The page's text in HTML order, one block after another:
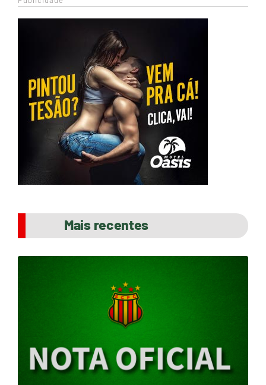
Mais recentes